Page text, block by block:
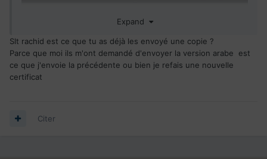
Expand
Slt rachid est ce que tu as déjà les envoyé une copie ?
Parce que moi ils m'ont demandé d'envoyer la version arabe est
ce que j'envoie la précédente ou bien je refais une nouvelle
certificat
Citer